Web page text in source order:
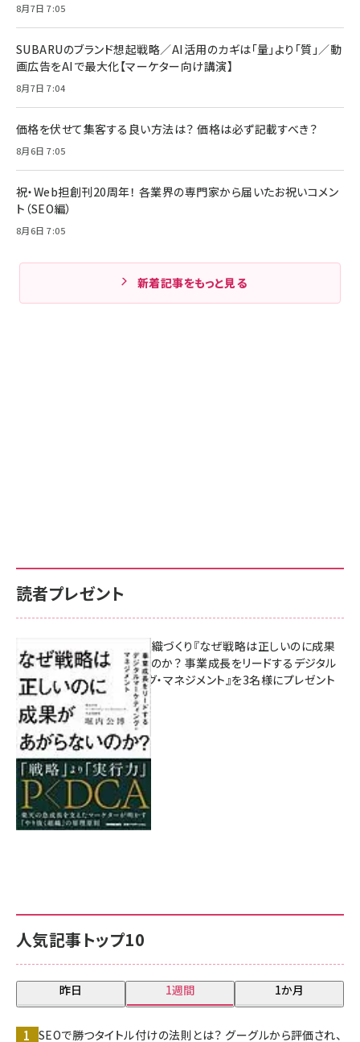
8月7日 7:05
SUBARUのブランド想起戦略／AI活用のカギは「量」より「質」／動
画広告をAIで最大化【マーケター向け講演】
8月7日 7:04
価格を伏せて集客する良い方法は？ 価格は必ず記載すべき？
8月6日 7:05
祝・Web担創刊20周年！ 各業界の専門家から届いたお祝いコメン
ト（SEO編）
8月6日 7:05
新着記事をもっと見る
人気記事トップ10
昨日 1週間 1か月
SEOで勝つタイトル付けの法則とは？ グーグルから評価され、
読者プレゼント
成果を生む組織づくり『なぜ戦略は正しいのに成果
があがらないのか？ 事業成長をリードするデジタル
マーケティング・マネジメント』を3名様にプレゼント
8月7日 10:00